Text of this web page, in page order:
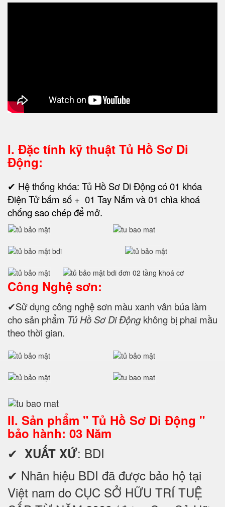
I. Đặc tính kỹ thuật Tủ Hồ Sơ Di
Động:
✔ Hệ thống khóa: Tủ Hồ Sơ Di Động có 01 khóa
Điện Tử bấm số + 01 Tay Nắm và 01 chìa khoá
chống sao chép để mở.
Công Nghệ sơn:
✔Sử dụng công nghệ sơn màu xanh vân búa làm
cho sản phẩm Tủ Hồ Sơ Di Độngkhông bị phai mầu
theo thời gian.
II. Sản phẩm " Tủ Hồ Sơ Di Động "
bảo hành: 03 Năm
✔ XUẤT XỨ: BDI
✔ Nhãn hiệu BDI đã được bảo hộ tại
Việt nam do CỤC SỞ HỮU TRÍ TUỆ